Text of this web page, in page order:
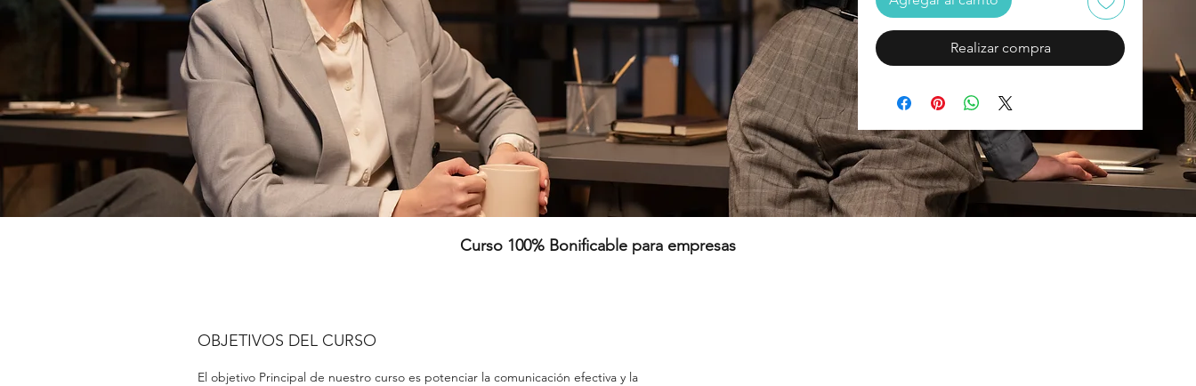
Realizar compra
Curso 100% Bonificable para empresas
OBJETIVOS DEL CURSO
El objetivo Principal de nuestro curso es potenciar la comunicación efectiva y la